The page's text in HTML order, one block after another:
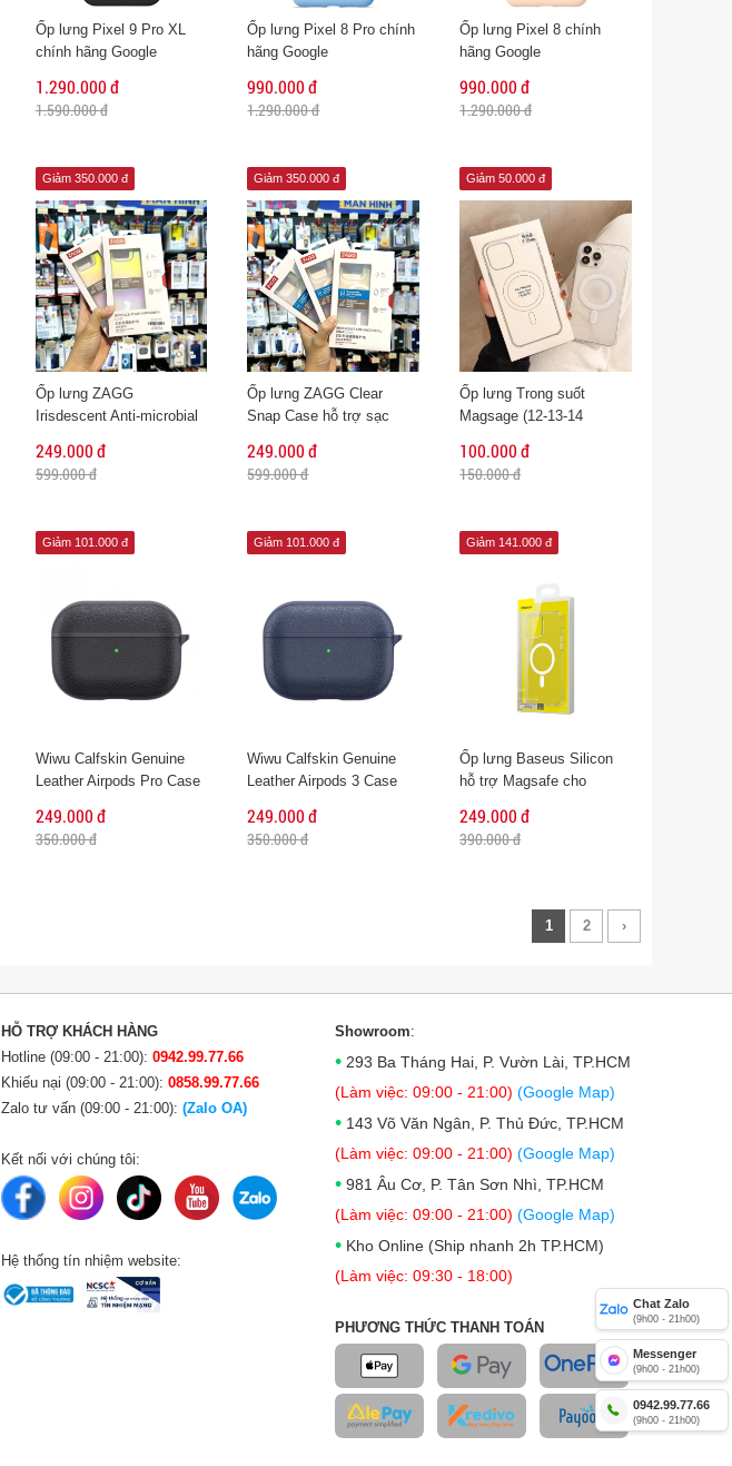
Ốp lưng Pixel 9 Pro XL
chính hãng Google
1.290.000 đ
1.590.000 đ
Ốp lưng Pixel 8 Pro chính
hãng Google
990.000 đ
1.290.000 đ
Ốp lưng Pixel 8 chính
hãng Google
990.000 đ
1.290.000 đ
Giảm 350.000 đ
Ốp lưng ZAGG
Irisdescent Anti-microbial
249.000 đ
599.000 đ
Giảm 350.000 đ
Ốp lưng ZAGG Clear
Snap Case hỗ trợ sạc
Pro Max
249.000 đ
599.000 đ
Giảm 50.000 đ
Ốp lưng Trong suốt
Magsage (12-13-14
100.000 đ
150.000 đ
Giảm 101.000 đ
Wiwu Calfskin Genuine
Leather Airpods Pro Case
249.000 đ
350.000 đ
Giảm 101.000 đ
Wiwu Calfskin Genuine
Leather Airpods 3 Case
249.000 đ
350.000 đ
Giảm 141.000 đ
Ốp lưng Baseus Silicon
hỗ trợ Magsafe cho
249.000 đ
390.000 đ
1 2 ›
HỖ TRỢ KHÁCH HÀNG
Hotline (09:00 - 21:00): 0942.99.77.66
Khiếu nại (09:00 - 21:00): 0858.99.77.66
Zalo tư vấn (09:00 - 21:00): (Zalo OA)
Kết nối với chúng tôi:
Hệ thống tín nhiệm website:
Showroom:
• 293 Ba Tháng Hai, P. Vườn Lài, TP.HCM
(Làm việc: 09:00 - 21:00) (Google Map)
• 143 Võ Văn Ngân, P. Thủ Đức, TP.HCM
(Làm việc: 09:00 - 21:00) (Google Map)
• 981 Âu Cơ, P. Tân Sơn Nhì, TP.HCM
(Làm việc: 09:00 - 21:00) (Google Map)
• Kho Online (Ship nhanh 2h TP.HCM)
(Làm việc: 09:30 - 18:00)
PHƯƠNG THỨC THANH TOÁN
Chat Zalo
(9h00 - 21h00)
Messenger
(9h00 - 21h00)
0942.99.77.66
(9h00 - 21h00)